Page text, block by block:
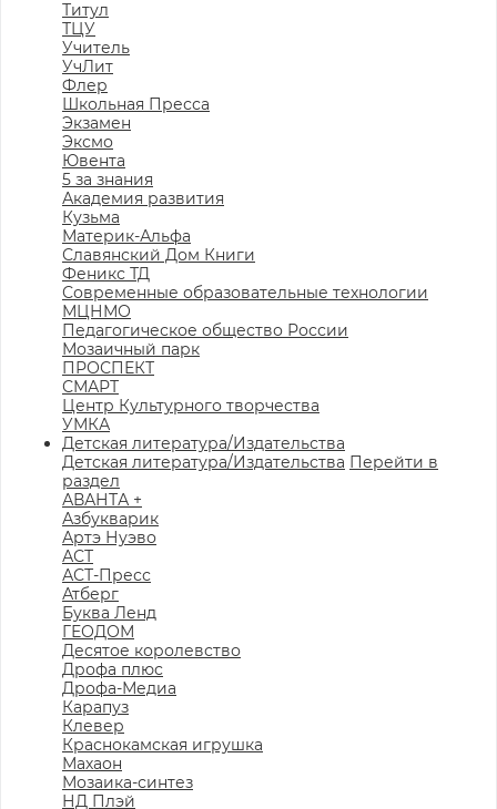
Титул
ТЦУ
Учитель
УчЛит
Флер
Школьная Пресса
Экзамен
Эксмо
Ювента
5 за знания
Академия развития
Кузьма
Материк-Альфа
Славянский Дом Книги
Феникс ТД
Современные образовательные технологии
МЦНМО
Педагогическое общество России
Мозаичный парк
ПРОСПЕКТ
СМАРТ
Центр Культурного творчества
УМКА
Детская литература/Издательства
Детская литература/Издательства Перейти в
раздел
АВАНТА +
Азбукварик
Артэ Нуэво
АСТ
АСТ-Пресс
Атберг
Буква Ленд
ГЕОДОМ
Десятое королевство
Дрофа плюс
Дрофа-Медиа
Карапуз
Клевер
Краснокамская игрушка
Махаон
Мозаика-синтез
НД Плэй